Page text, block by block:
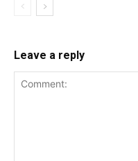
Leave a reply